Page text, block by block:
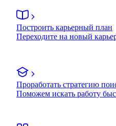
Построить карьерный план
Переходите на новый
Проработать стратегию
Поможем искать работу